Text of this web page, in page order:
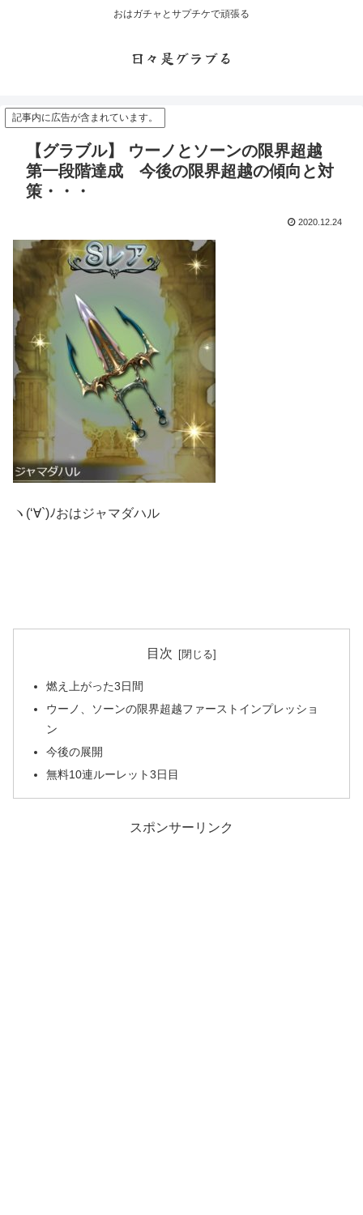
おはガチャとサプチケで頑張る
日々是グラブる
記事内に広告が含まれています。
【グラブル】 ウーノとソーンの限界超越
第一段階達成 今後の限界超越の傾向と対
策・・・
2020.12.24
ヽ(‘∀`)ﾉおはジャマダハル
目次
燃え上がった3日間
ウーノ、ソーンの限界超越ファーストインプレッショ
ン
今後の展開
無料10連ルーレット3日目
スポンサーリンク